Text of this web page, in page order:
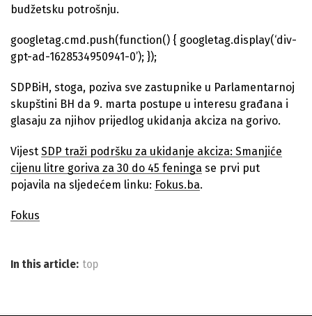
budžetsku potrošnju.
googletag.cmd.push(function() { googletag.display(‘div-
gpt-ad-1628534950941-0’); });
SDPBiH, stoga, poziva sve zastupnike u Parlamentarnoj
skupštini BH da 9. marta postupe u interesu građana i
glasaju za njihov prijedlog ukidanja akciza na gorivo.
Vijest SDP traži podršku za ukidanje akciza: Smanjiće
cijenu litre goriva za 30 do 45 feninga se prvi put
pojavila na sljedećem linku: Fokus.ba.
Fokus
In this article: top